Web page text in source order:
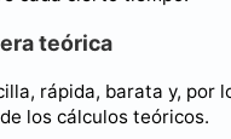
teórica
rápida, barata y, por
los cálculos teóricos.